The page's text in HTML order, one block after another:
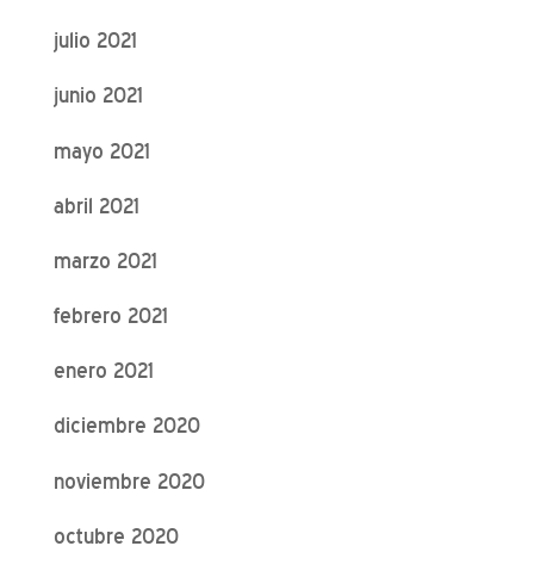
julio 2021
junio 2021
mayo 2021
abril 2021
marzo 2021
febrero 2021
enero 2021
diciembre 2020
noviembre 2020
octubre 2020